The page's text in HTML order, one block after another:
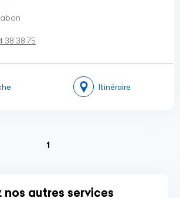
38 38 75
Itinéraire
1
nos autres services